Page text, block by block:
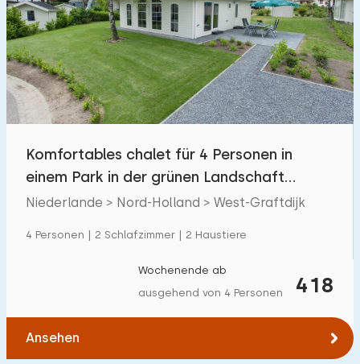
Eingezäunter Garten 0
Spielgeräte im Garten 0
Hallenbad 25
Freibad 25
Kinderanimation
Kindereinrichtungen im Park
Zugänglichkeit
Eingeschränkte Mobilität
Rollstuhlgerecht
Hilfsmittel
Komfortables chalet für 4 Personen in
einem Park in der grünen Landschaft
Nordhollands
Niederlande > Nord-Holland > West-Graftdijk
4 Personen | 2 Schlafzimmer | 2 Haustiere
418
Wochenende ab
ausgehend von 4 Personen
Ansehen